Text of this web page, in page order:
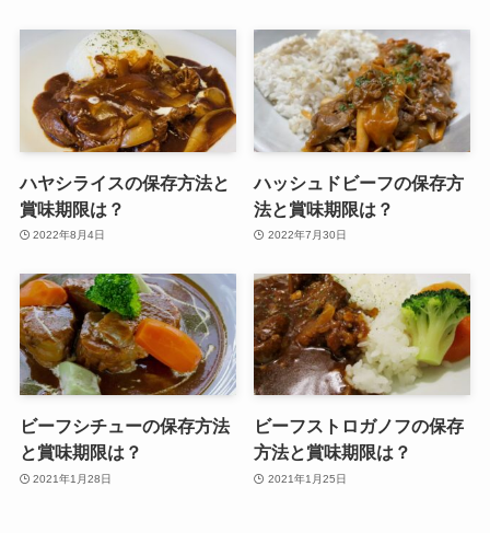
ハヤシライスの保存方法と
賞味期限は？
2022年8月4日
ハッシュドビーフの保存方
法と賞味期限は？
2022年7月30日
ビーフシチューの保存方法
と賞味期限は？
2021年1月28日
ビーフストロガノフの保存
方法と賞味期限は？
2021年1月25日